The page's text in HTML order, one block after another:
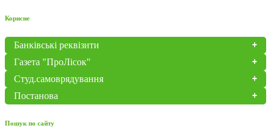
Корисне
Банківські реквізити
Газета "ПроЛісок"
Студ.самоврядування
Постанова
Пошук по сайту